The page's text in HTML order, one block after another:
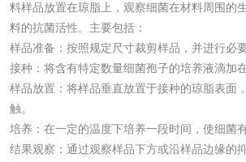
料样品放置在琼脂上，观察细菌在材料周围的
料的抗菌活性。主要包括：
样品准备：按照规定尺寸裁剪样品，并进行必
接种：将含有特定数量细菌孢子的培养液滴加
样品放置：将样品垂直放置于接种的琼脂表面
触。
培养：在一定的温度下培养一段时间，使细菌
结果观察：通过观察样品下方或沿样品边缘的
日化产品
花露水检测